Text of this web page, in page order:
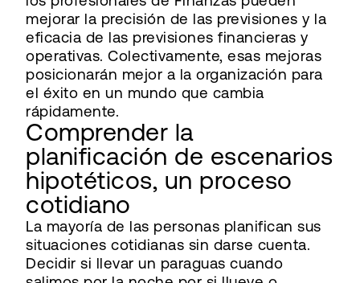
mejorar la precisión de las previsiones y la
eficacia de las previsiones financieras y
operativas. Colectivamente, esas mejoras
posicionarán mejor a la organización para
el éxito en un mundo que cambia
rápidamente.
Comprender la
planificación de escenarios
hipotéticos, un proceso
cotidiano
La mayoría de las personas planifican sus
situaciones cotidianas sin darse cuenta.
Decidir si llevar un paraguas cuando